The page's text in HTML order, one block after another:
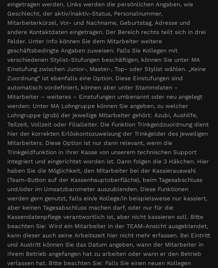
eingetragen werden. Links werden die persönlichen Angaben, wie
Geschlecht, der aktiv/inaktiv-Status, Personalnummer,
Mitarbeiterkürzel, Vor- und Nachname, Geburtstag, Adresse und
andere Kontaktdaten eingetragen. Der Bereich rechts teilt sich in drei
Felder. Unter Info können Sie dem Mitarbeiter weitere
geschäftsbedingte Angaben zuweisen: Falls Sie Kollegen mit
verschiedenen Stylist-Stufungen beschäftigen, können Sie unter MA
Einstufung zwischen Junior-, Master-, Top- oder Stylist wählen. „Keine
Zuordnung“ ist ebenfalls eine Option. Diese Einstufungen sind
automatisch vordefiniert, können aber unter Stammdaten –
Mitarbeiter – weiteres – Einstufungen umbenannt oder neu angelegt
werden: Unter MA Lohngruppe können Sie angeben, zu welcher
Lohngruppe (grob) der jeweilige Mitarbeiter gehört: Azubi, Aushilfe,
Teilzeit, Vollzeit oder Filialleiter. Die Funktion Trinkgeldzuordnung dient
hier der korrekten Erlöskontozuweisung der Trinkgelder des jeweiligen
Mitarbeiters. Diese Option ist nur dann relevant, wenn die
Trinkgeldfunktion in Ihrer Kasse von unserem technischen Support
integriert und eingerichtet worden ist. Dann folgen die 3 Häkchen. Hier
haben Sie die Möglichkeit, den Mitarbeiter bei der Kassierauswahl
(Team-Button auf der Kassenhauptoberfläche), beim Tagesabschluss
und/oder im Umsatzbarometer auszublenden. Diese Funktionen
werden gern genutzt, falls ein/e Kollege/in beispielsweise nur kassiert,
aber keinen Tagesabschluss machen darf, oder nur für die
Kassendatenpflege verantwortlich ist, aber nicht kassieren soll. Bitte
beachten Sie: Wird ein Mitarbeiter in der TEAM-Ansicht ausgeblendet,
kann dieser auch seine Arbeitszeit hier nicht mehr erfassen. Bei Eintritt
und Austritt können Sie das Datum angeben, wann der Mitarbeiter in
Ihrem Betrieb angefangen hat zu arbeiten oder wann er den Betrieb
verlassen hat. Bitte beachten Sie: Falls Sie einen neuen Kollegen